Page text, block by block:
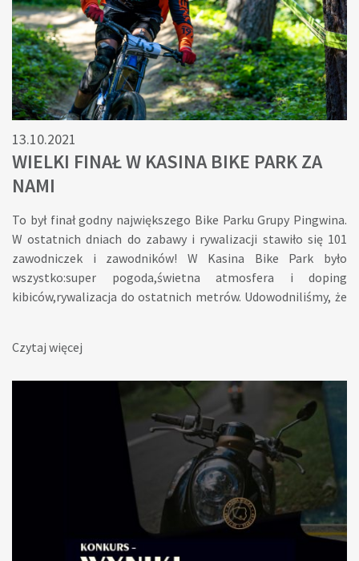
13.10.2021
WIELKI FINAŁ W KASINA BIKE PARK ZA
NAMI
To był finał godny największego Bike Parku Grupy Pingwina.
W ostatnich dniach do zabawy i rywalizacji stawiło się 101
zawodniczek i zawodników! W Kasina Bike Park było
wszystko:super pogoda,świetna atmosfera i doping
kibiców,rywalizacja do ostatnich metrów. Udowodniliśmy, że
zawodów już w czerwcu. Projekt zrealizowano przy wsparciu
do 15 lat:Kategoria do 15 lat Wyniki w kategorii powyżej 15
lat:Kategoria powyżej 15 lat KLASYFIKACJA GENERALNA
DZIEWCZYNKI:Pierwsze miejsce – Wypiór Zuzanna Drugie
miejsce – Malik Iga KLASYFIKACJA GENERALNA
CHŁOPCY:Pierwsze miejsce – Stalmach Beniamin Drugie
miejsce – Pancurek Szlachetko Michał Trzecie miejsce –
Włodarczyk Konrad Czwarte miejsce – Kusiak Bartosz
KLASYFIKACJA GENRALNA POWYŻEJ 15 LAT:Pierwsze miejsce
– Foks Wojciech Drugie miejsce – Kurzeja Mariusz Trzecie
Czytaj więcej